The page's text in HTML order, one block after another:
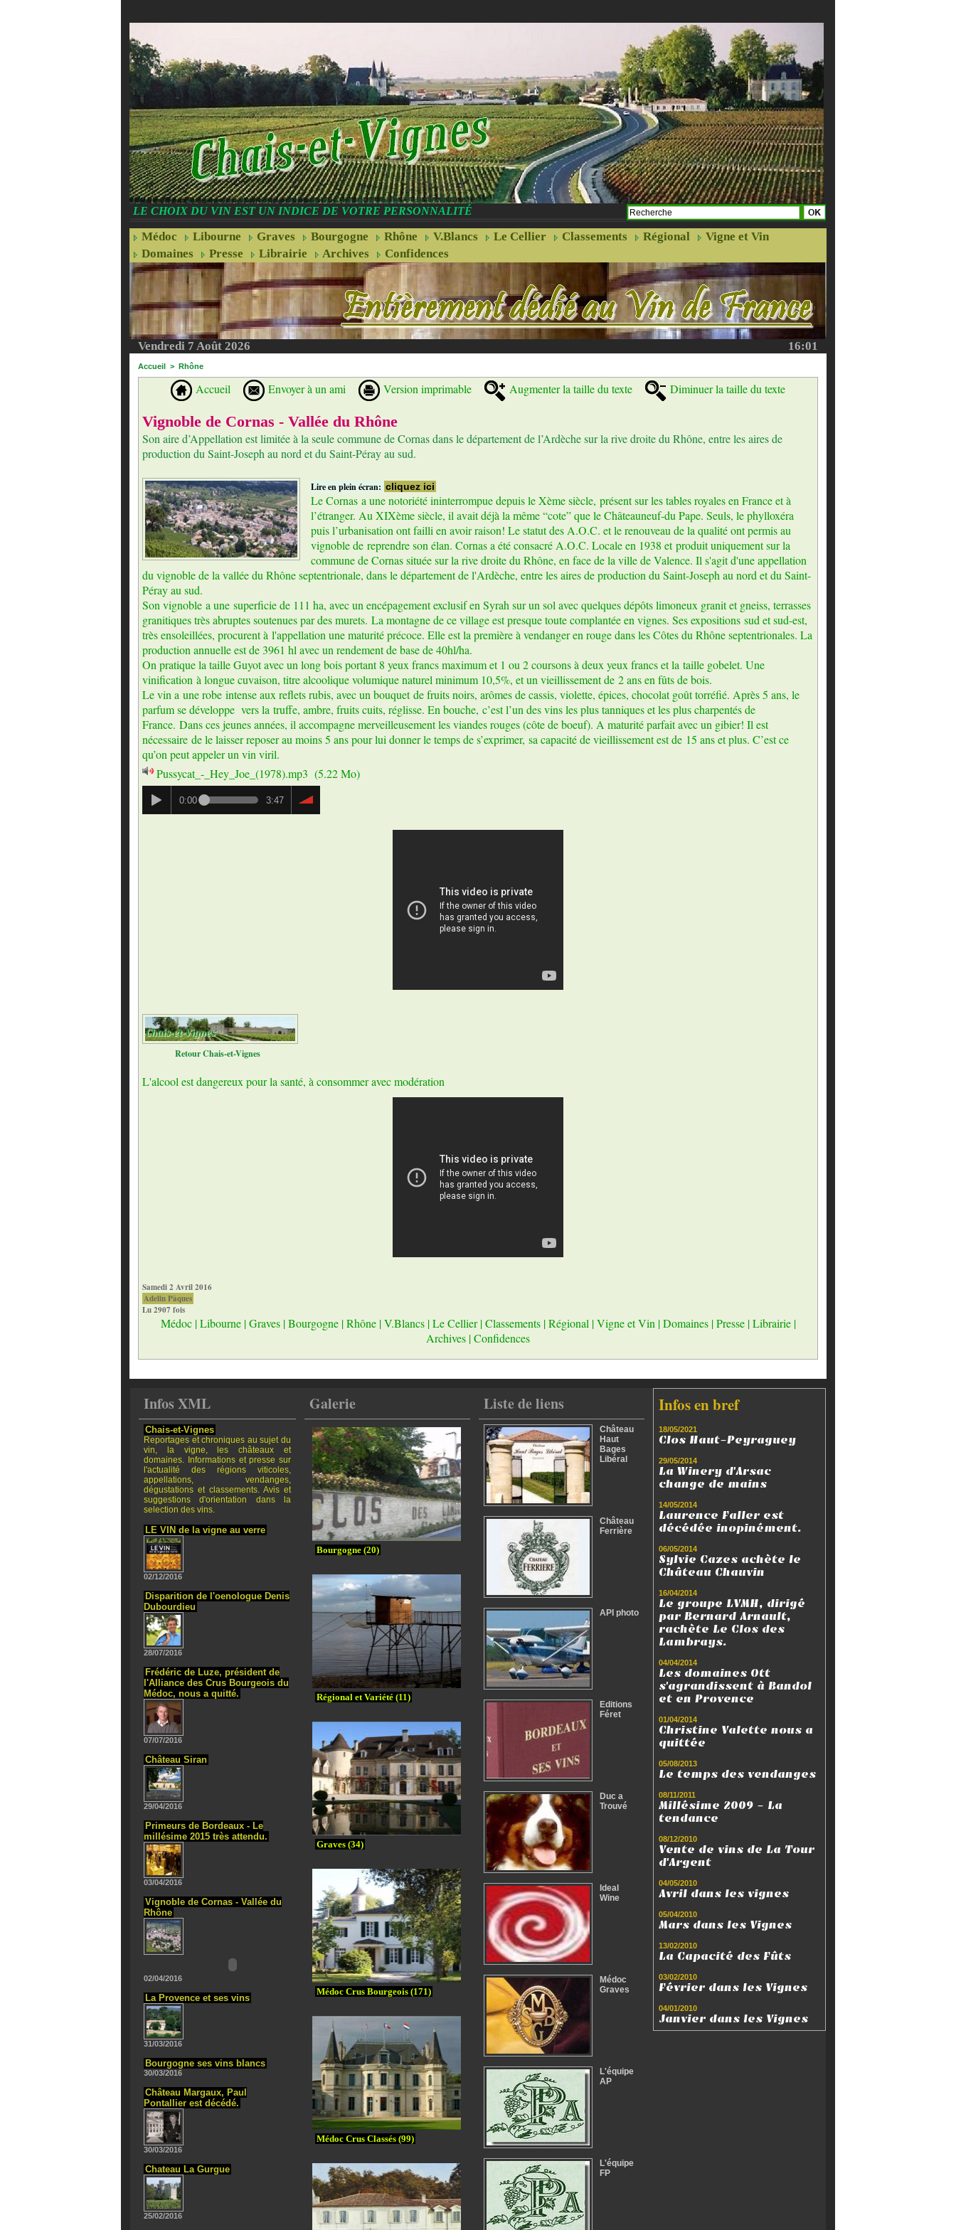
LE CHOIX DU VIN EST UN INDICE DE VOTRE PERSONNALITÉ
Médoc Libourne Graves Bourgogne Rhône V.Blancs Le Cellier Classements Régional
Vigne et Vin
Domaines
Presse Librairie Archives Confidences
Vendredi 7 Août 2026 16:01
Accueil > Rhône
Accueil Envoyer à un ami Version imprimable Augmenter la taille du texte Diminuer la taille du texte
Vignoble de Cornas - Vallée du Rhône
Son aire d’Appellation est limitée à la seule commune de Cornas dans le département de l’Ardèche sur la rive droite du Rhône, entre les aires de
production du Saint-Joseph au nord et du Saint-Péray au sud.
Lire en plein écran: cliquez ici
Le Cornas a une notoriété ininterrompue depuis le Xème siècle, présent sur les tables royales en France et à
l’étranger. Au XIXème siècle, il avait déjà la même “cote” que le Châteauneuf-du Pape. Seuls, le phylloxéra
puis l’urbanisation ont failli en avoir raison! Le statut des A.O.C. et le renouveau de la qualité ont permis au
vignoble de reprendre son élan. Cornas a été consacré A.O.C. Locale en 1938 et produit uniquement sur la
commune de Cornas située sur la rive droite du Rhône, en face de la ville de Valence. Il s'agit d'une appellation
du vignoble de la vallée du Rhône septentrionale, dans le département de l'Ardèche, entre les aires de production du Saint-Joseph au nord et du Saint-
Péray au sud.
Son vignoble a une superficie de 111 ha, avec un encépagement exclusif en Syrah sur un sol avec quelques dépôts limoneux granit et gneiss, terrasses
granitiques très abruptes soutenues par des murets. La montagne de ce village est presque toute complantée en vignes. Ses expositions sud et sud-est,
très ensoleillées, procurent à l'appellation une maturité précoce. Elle est la première à vendanger en rouge dans les Côtes du Rhône septentrionales. La
production annuelle est de 3961 hl avec un rendement de base de 40hl/ha.
On pratique la taille Guyot avec un long bois portant 8 yeux francs maximum et 1 ou 2 coursons à deux yeux francs et la taille gobelet. Une
vinification à longue cuvaison, titre alcoolique volumique naturel minimum 10,5%, et un vieillissement de 2 ans en fûts de bois.
Le vin a une robe intense aux reflets rubis, avec un bouquet de fruits noirs, arômes de cassis, violette, épices, chocolat goût torréfié. Après 5 ans, le
parfum se développe vers la truffe, ambre, fruits cuits, réglisse. En bouche, c’est l’un des vins les plus tanniques et les plus charpentés de
France. Dans ces jeunes années, il accompagne merveilleusement les viandes rouges (côte de boeuf). A maturité parfait avec un gibier! Il est
nécessaire de le laisser reposer au moins 5 ans pour lui donner le temps de s’exprimer, sa capacité de vieillissement est de 15 ans et plus. C’est ce
qu’on peut appeler un vin viril.
Pussycat_-_Hey_Joe_(1978).mp3 (5.22 Mo)
0:00 3:47
Retour Chais-et-Vignes
L'alcool est dangereux pour la santé, à consommer avec modération
Samedi 2 Avril 2016
Adelin Pâques
Lu 2907 fois
Médoc |Libourne |Graves |Bourgogne |Rhône |V.Blancs |Le Cellier |Classements |Régional |Vigne et Vin |Domaines |Presse |Librairie |
Archives |Confidences
Infos XML
Chais-et-Vignes
Reportages et chroniques au sujet du
vin, la vigne, les châteaux et
domaines. Informations et presse sur
l'actualité des régions viticoles,
appellations, vendanges,
dégustations et classements. Avis et
suggestions d'orientation dans la
selection des vins.
LE VIN de la vigne au verre
02/12/2016
Disparition de l'oenologue Denis
Dubourdieu
28/07/2016
Frédéric de Luze, président de
l'Alliance des Crus Bourgeois du
Médoc, nous a quitté.
07/07/2016
Château Siran
29/04/2016
Primeurs de Bordeaux - Le
millésime 2015 très attendu.
03/04/2016
Vignoble de Cornas - Vallée du
Rhône
02/04/2016
La Provence et ses vins
31/03/2016
Bourgogne ses vins blancs
30/03/2016
Château Margaux, Paul
Pontallier est décédé.
30/03/2016
Chateau La Gurgue
25/02/2016
Galerie
Bourgogne (20)
Régional et Variété (11)
Graves (34)
Médoc Crus Bourgeois (171)
Médoc Crus Classés (99)
Liste de liens
Château
Haut
Bages
Libéral
Château
Ferrière
API photo
Editions
Féret
Duc a
Trouvé
Ideal
Wine
Médoc
Graves
L'équipe
AP
L'équipe
FP
Infos en bref
18/05/2021
Clos Haut-Peyraguey
29/05/2014
La Winery d'Arsac
change de mains
14/05/2014
Laurence Faller est
décédée inopinément.
06/05/2014
Sylvie Cazes achète le
Château Chauvin
16/04/2014
Le groupe LVMH, dirigé
par Bernard Arnault,
rachète Le Clos des
Lambrays.
04/04/2014
Les domaines Ott
s'agrandissent à Bandol
et en Provence
01/04/2014
Christine Valette nous a
quittée
05/08/2013
Le temps des vendanges
08/11/2011
Millésime 2009 - La
tendance
08/12/2010
Vente de vins de La Tour
d'Argent
04/05/2010
Avril dans les vignes
05/04/2010
Mars dans les Vignes
13/02/2010
La Capacité des Fûts
03/02/2010
Février dans les Vignes
04/01/2010
Janvier dans les Vignes